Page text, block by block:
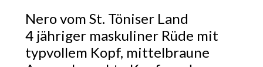
Nero vom St. Töniser Land
4 jähriger maskuliner Rüde mit
typvollem Kopf, mittelbraune